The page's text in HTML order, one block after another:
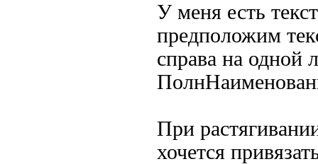
У меня есть
предположим
справа на одной
При
хочется